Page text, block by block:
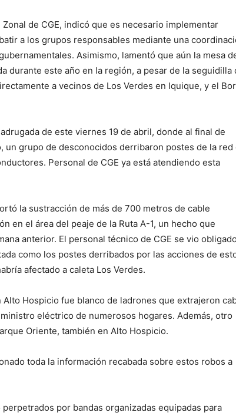
de CGE, indicó que es necesario implementar
a los grupos responsables mediante una
Asimismo, lamentó que aún la mesa
durante este año en la región, a pesar de la seguidilla
a vecinos de Los Verdes en Iquique, y el
de este viernes 19 de abril, donde al final de
un grupo de desconocidos derribaron postes de la red
Personal de CGE ya está atendiendo esta
la sustracción de más de 700 metros de cable
en el área del peaje de la Ruta A-1, un hecho que
anterior. El personal técnico de CGE se vio
como los postes derribados por las acciones de
afectado a caleta Los Verdes.
Hospicio fue blanco de ladrones que extrajeron
eléctrico de numerosos hogares. Además, otro
Oriente, también en Alto Hospicio.
toda la información recabada sobre estos robos a
por bandas organizadas equipadas para